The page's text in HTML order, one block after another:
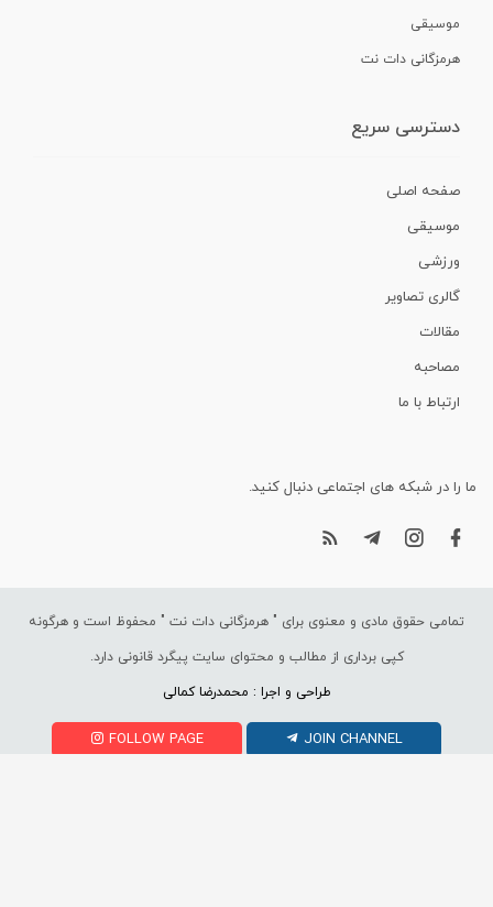
موسیقی
هرمزگانی دات نت
دسترسی سریع
صفحه اصلی
موسیقی
ورزشی
گالری تصاویر
مقالات
مصاحبه
ارتباط با ما
ما را در شبکه های اجتماعی دنبال کنید.
تمامی حقوق مادی و معنوی برای " هرمزگانی دات نت " محفوظ است و هرگونه
کپی برداری از مطالب و محتوای سایت پیگرد قانونی دارد.
طراحی و اجرا : محمدرضا کمالی
FOLLOW PAGE JOIN CHANNEL